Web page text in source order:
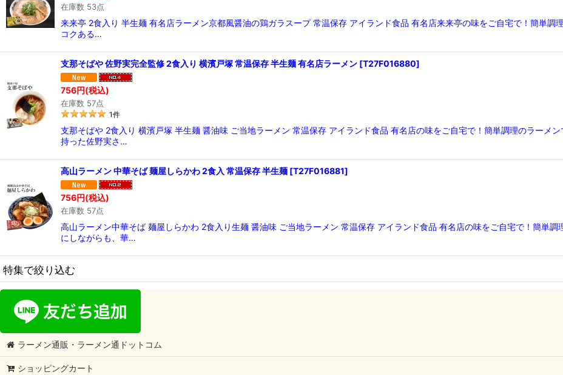
在庫数 53点
来来亭 2食入り 半生麺 有名店ラーメン京都風醤油の鶏ガラスープ 常温保存 アイランド食品 有名店来来亭の味をご自宅で！簡単調
コクある…
支那そばや 佐野実完全監修 2食入り 横濱戸塚 常温保存 半生麺 有名店ラーメン [T27F016880]
756円(税込)
在庫数 57点
1件
支那そばや 2食入り 横濱戸塚 半生麺 醤油味 ご当地ラーメン 常温保存 アイランド食品 有名店の味をご自宅で！簡単調理のラーメ
持った佐野実さ…
高山ラーメン 中華そば 麺屋しらかわ 2食入 常温保存 半生麺 [T27F016881]
756円(税込)
在庫数 57点
高山ラーメン中華そば 麺屋しらかわ 2食入り生麺 醤油味 ご当地ラーメン 常温保存 アイランド食品 有名店の味をご自宅で！簡単
にしながらも、華…
特集で絞り込む
ご当地ラーメン1箱2食入
ご当地ラーメン1箱4食入
ラーメン通販・ラーメン通ドットコム
ショッピングカート